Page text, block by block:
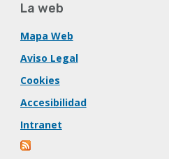
La web
Mapa Web
Aviso Legal
Cookies
Accesibilidad
Intranet